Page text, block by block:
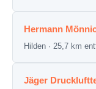
Hermann
Hilden · 25,7 km
Jäger